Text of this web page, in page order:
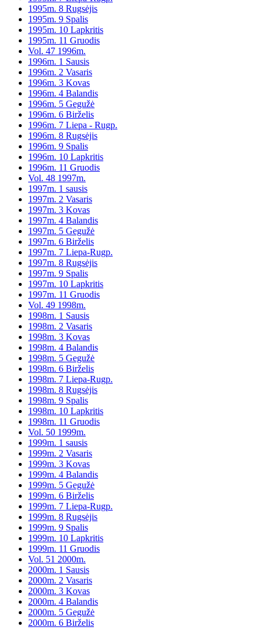
1995m. 8 Rugsėjis
1995m. 9 Spalis
1995m. 10 Lapkritis
1995m. 11 Gruodis
Vol. 47 1996m.
1996m. 1 Sausis
1996m. 2 Vasaris
1996m. 3 Kovas
1996m. 4 Balandis
1996m. 5 Gegužė
1996m. 6 Birželis
1996m. 7 Liepa - Rugp.
1996m. 8 Rugsėjis
1996m. 9 Spalis
1996m. 10 Lapkritis
1996m. 11 Gruodis
Vol. 48 1997m.
1997m. 1 sausis
1997m. 2 Vasaris
1997m. 3 Kovas
1997m. 4 Balandis
1997m. 5 Gegužė
1997m. 6 Birželis
1997m. 7 Liepa-Rugp.
1997m. 8 Rugsėjis
1997m. 9 Spalis
1997m. 10 Lapkritis
1997m. 11 Gruodis
Vol. 49 1998m.
1998m. 1 Sausis
1998m. 2 Vasaris
1998m. 3 Kovas
1998m. 4 Balandis
1998m. 5 Gegužė
1998m. 6 Birželis
1998m. 7 Liepa-Rugp.
1998m. 8 Rugsėjis
1998m. 9 Spalis
1998m. 10 Lapkritis
1998m. 11 Gruodis
Vol. 50 1999m.
1999m. 1 sausis
1999m. 2 Vasaris
1999m. 3 Kovas
1999m. 4 Balandis
1999m. 5 Gegužė
1999m. 6 Birželis
1999m. 7 Liepa-Rugp.
1999m. 8 Rugsėjis
1999m. 9 Spalis
1999m. 10 Lapkritis
1999m. 11 Gruodis
Vol. 51 2000m.
2000m. 1 Sausis
2000m. 2 Vasaris
2000m. 3 Kovas
2000m. 4 Balandis
2000m. 5 Gegužė
2000m. 6 Birželis